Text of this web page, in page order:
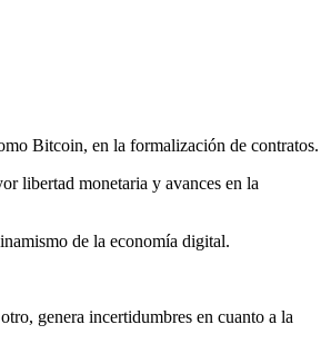
Bitcoin, en la formalización de contratos.
libertad monetaria y avances en la
de la economía digital.
genera incertidumbres en cuanto a la